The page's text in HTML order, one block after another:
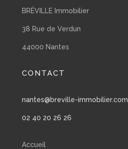
BRÉVILLE Immobilier
38 Rue de Verdun
44000 Nantes
CONTACT
nantes@breville-immobilier.com
02 40 20 26 26
Accueil